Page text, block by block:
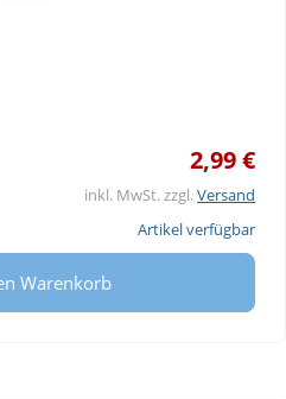
2,99 €
inkl. MwSt. zzgl.Versand
Artikel verfügbar
Warenkorb